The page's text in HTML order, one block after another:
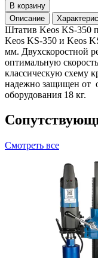
В корзину
Описание
Штатив Keos KS-350
Keos KS-350 и Keos
мм. Двухскоростной
оптимальную
классическую схему
надежно защищен от
оборудования 18 кг.
Смотреть все